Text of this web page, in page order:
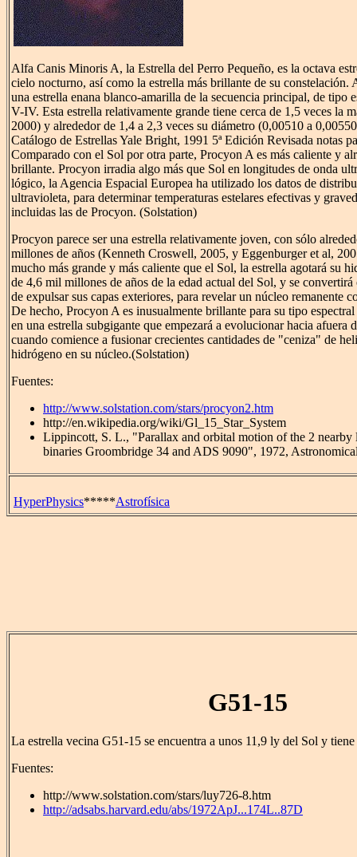
Alfa Canis Minoris A, la Estrella del Perro Pequeño, es la octava
cielo nocturno, así como la estrella más brillante de su constelación.
una estrella enana blanco-amarilla de la secuencia principal, de tipo
V-IV. Esta estrella relativamente grande tiene cerca de 1,5 veces la
2000) y alrededor de 1,4 a 2,3 veces su diámetro (0,00510 a
Catálogo de Estrellas Yale Bright, 1991 5ª Edición Revisada notas
Comparado con el Sol por otra parte, Procyon A es más caliente y
brillante. Procyon irradia algo más que Sol en longitudes de onda
lógico, la Agencia Espacial Europea ha utilizado los datos de
ultravioleta, para determinar temperaturas estelares efectivas y
incluidas las de Procyon. (Solstation)
Procyon parece ser una estrella relativamente joven, con sólo
millones de años (Kenneth Croswell, 2005, y Eggenburger et al,
mucho más grande y más caliente que el Sol, la estrella agotará su
de 4,6 mil millones de años de la edad actual del Sol, y se convertirá
de expulsar sus capas exteriores, para revelar un núcleo remanente
De hecho, Procyon A es inusualmente brillante para su tipo
en una estrella subgigante que empezará a evolucionar hacia afuera
cuando comience a fusionar crecientes cantidades de "ceniza" de
hidrógeno en su núcleo.(Solstation)
Fuentes:
http://www.solstation.com/stars/procyon2.htm
http://en.wikipedia.org/wiki/Gl_15_Star_System
Lippincott, S. L., "Parallax and orbital motion of the 2 nearby
binaries Groombridge 34 and ADS 9090", 1972,
HyperPhysics*****Astrofísica
G51-15
La estrella vecina G51-15 se encuentra a unos 11,9 ly del Sol y
Fuentes:
http://www.solstation.com/stars/luy726-8.htm
http://adsabs.harvard.edu/abs/1972ApJ...174L..87D